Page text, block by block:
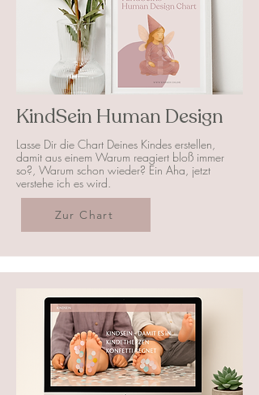
KindSein Human Design
Lasse Dir die Chart Deines Kindes erstellen,
damit aus einem Warum reagiert bloß immer
so?, Warum schon wieder? Ein Aha, jetzt
verstehe ich es wird.
Zur Chart